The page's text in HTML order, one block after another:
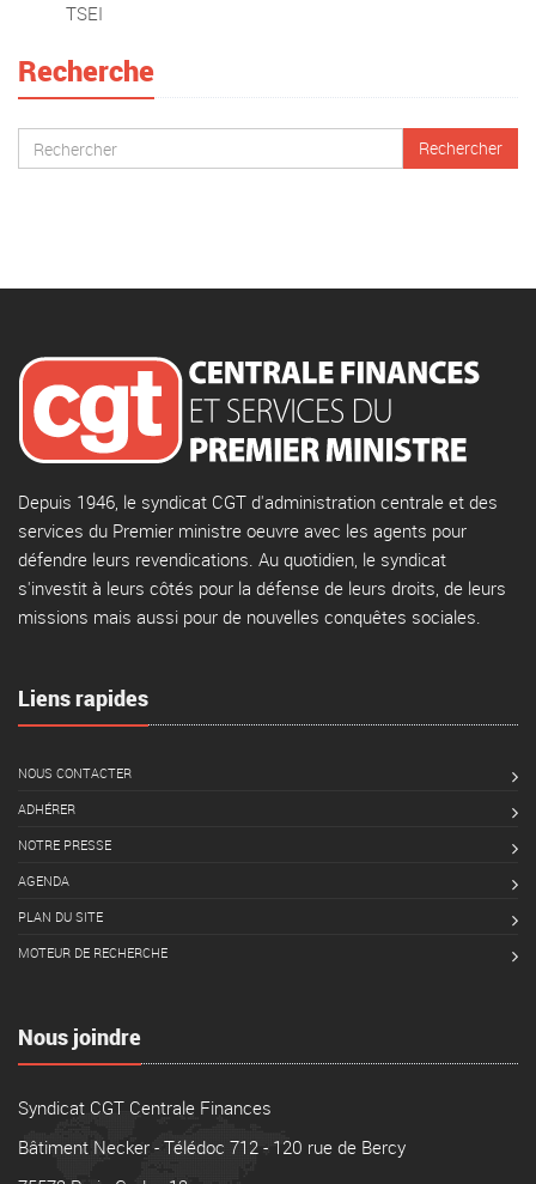
TSEI
Recherche
Depuis 1946, le syndicat CGT d'administration centrale et des
services du Premier ministre oeuvre avec les agents pour
défendre leurs revendications. Au quotidien, le syndicat
s'investit à leurs côtés pour la défense de leurs droits, de leurs
missions mais aussi pour de nouvelles conquêtes sociales.
Liens rapides
NOUS CONTACTER
ADHÉRER
NOTRE PRESSE
AGENDA
PLAN DU SITE
MOTEUR DE RECHERCHE
Nous joindre
Syndicat CGT Centrale Finances
Bâtiment Necker - Télédoc 712 - 120 rue de Bercy